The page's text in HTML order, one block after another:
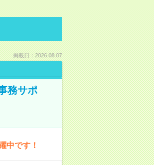
掲載日：2026.08.07
務サポ
中です！